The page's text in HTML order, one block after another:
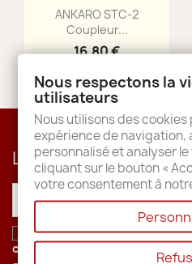
Aperçu rapide
ANKARO STC-2
Coupleur...
16,80 €
Lettre d'informations
J'accepte les conditions
confidentialité.
Nous respectons la
utilisateurs
Nous utilisons des
expérience de
personnalisé et analyser
cliquant sur le bouton «
votre consentement à